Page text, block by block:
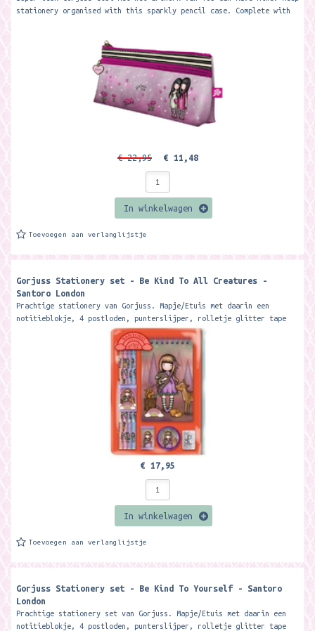
stationery organised with this sparkly pencil case. Complete with
€ 22,95 € 11,48
In winkelwagen
Toevoegen aan verlanglijstje
Gorjuss Stationery set - Be Kind To All Creatures -
Santoro London
Prachtige stationery van Gorjuss. Mapje/Etuis met daarin een
notitieblokje, 4 postloden, punterslijper, rolletje glitter tape
€ 17,95
In winkelwagen
Toevoegen aan verlanglijstje
Gorjuss Stationery set - Be Kind To Yourself - Santoro
London
Prachtige stationery set van Gorjuss. Mapje/Etuis met daarin een
notitieblokje, 4 postloden, punterslijper, rolletje glitter tape